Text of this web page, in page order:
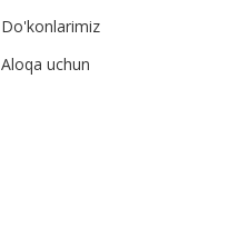
Do'konlarimiz
Aloqa uchun